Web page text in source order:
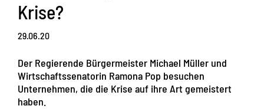
Krise?
29.06.20
Der Regierende Bürgermeister Michael Müller und
Wirtschaftssenatorin Ramona Pop besuchen
Unternehmen, die die Krise auf ihre Art gemeistert
haben.